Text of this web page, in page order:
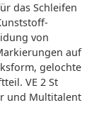
das Schleifen
von
auf
gelochte
VE 2 St
und Multitalent